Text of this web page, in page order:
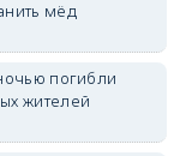
erid: 2SDnjdPjgYS
мёд
погибли
жителей